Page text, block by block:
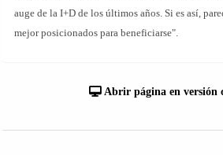
auge de la I+D de los últimos años. Si es así,
mejor posicionados para beneficiarse".
Abrir página en versión